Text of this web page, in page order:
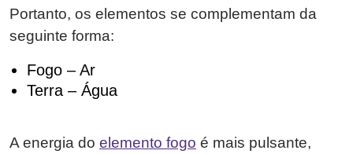
Portanto, os elementos se complementam da
seguinte forma:
Fogo – Ar
Terra – Água
A energia do elemento fogo é mais pulsante,